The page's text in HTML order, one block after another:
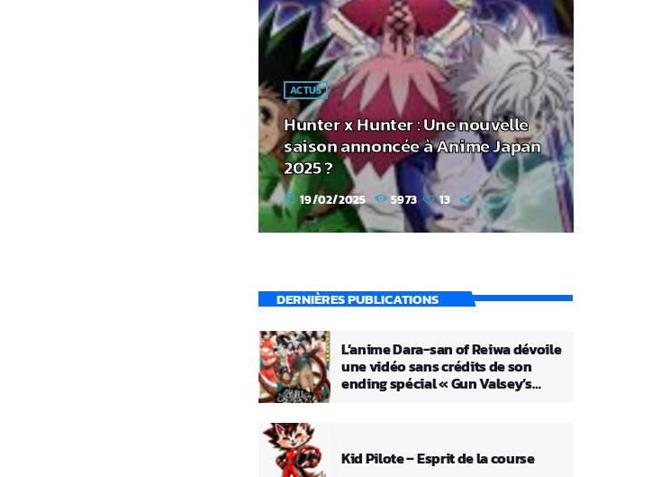
ACTUS
Hunter x Hunter : Une nouvelle
saison annoncée à Anime Japan
2025 ?
today 19/02/2025 5973 13
DERNIÈRES PUBLICATIONS
L’anime Dara-san of Reiwa dévoile
une vidéo sans crédits de son
ending spécial « Gun Valsey’s
Kid Pilote – Esprit de la course